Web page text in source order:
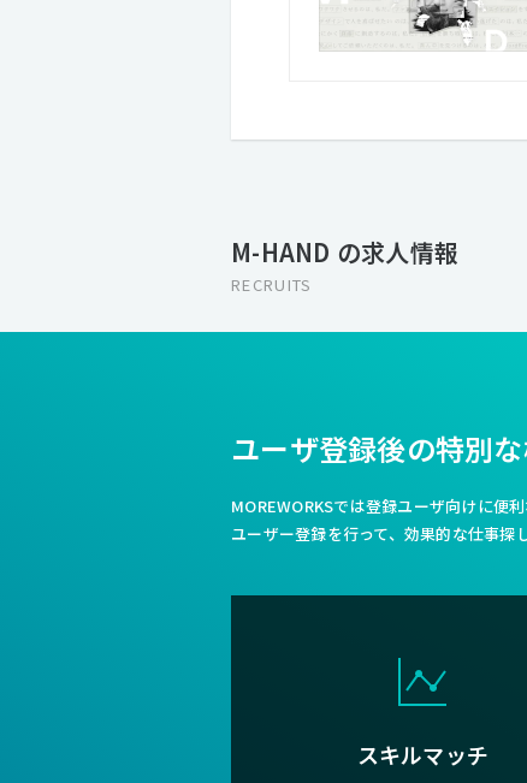
M-HAND の求人情報
RECRUITS
ユーザ登録後の特別
MOREWORKSでは登録ユーザ向けに便
ユーザー登録を行って、効果的な仕事探
スキルマッチ